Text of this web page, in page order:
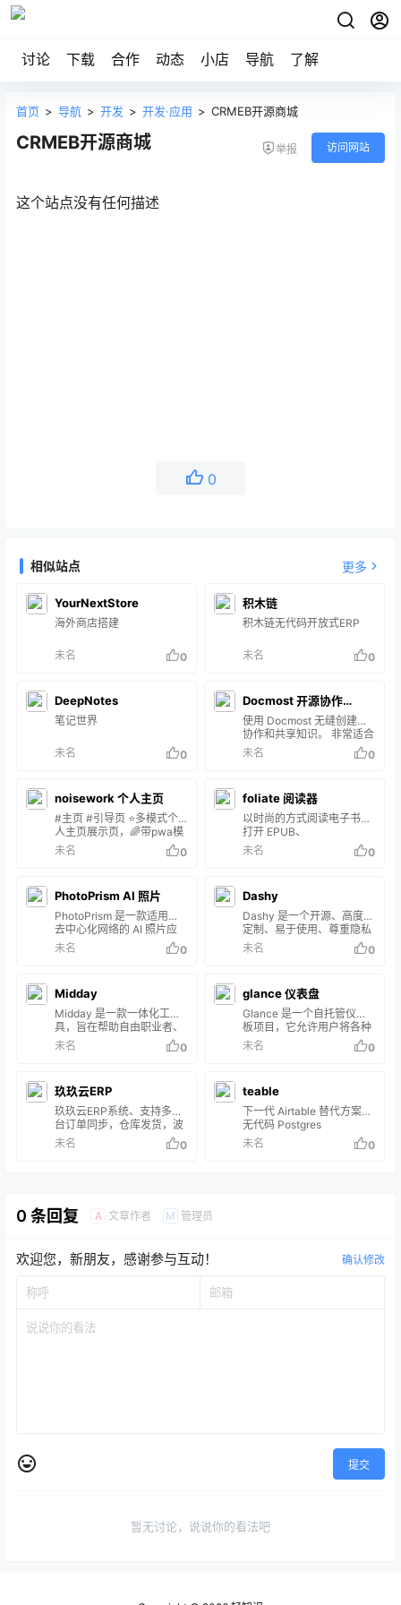
讨论 下载 合作 动态 小店 导航 了解
首页 > 导航 > 开发 > 开发·应用 > CRMEB开源商城
CRMEB开源商城 举报 访问网站
这个站点没有任何描述
0
相似站点 更多
YourNextStore
海外商店搭建
未名 0
积木链
积木链无代码开放式ERP
未名 0
DeepNotes
笔记世界
未名 0
Docmost 开源协作
Notion
使用 Docmost 无缝创建、
协作和共享知识。 非常适合
管理您的 wiki、知识库、文
档等等。
未名 0
noisework 个人主页
#主页 #引导页 ⭐️多模式个
人主页展示页，🌈带pwa模
式，多组件效果，可随时切
换的引导页🎉 添加右键弹出
未名 0
foliate 阅读器
以时尚的方式阅读电子书。
打开 EPUB、
Mobipocket、Kindle、
FB2、CBZ 和 PDF 文件。
方案。窗口控件会自动隐藏
以最大程度地减少干扰。 轻
松导航。使用 1：1 触摸板
和触摸屏手势翻页。查看目
录，或使用侧边栏中的 Find
航历史记录在书籍中找到自
己的方式。
未名 0
PhotoPrism AI 照片
PhotoPrism 是一款适用于
去中心化网络的 AI 照片应
用。它利用最新技术自动标
记和查找图片，不会妨碍
能： 浏览所有照片和视频，
无需担心RAW 转换、重复
或视频格式 使用强大的搜索
过滤器轻松找到特定图片 识
别你的家人和朋友的面孔 根
果中的实况照片上即可播放
实况照片 由于用户界面是一
个渐进式 W…
未名 0
Dashy
Dashy 是一个开源、高度可
定制、易于使用、尊重隐私
的仪表板应用程序。
未名 0
Midday
Midday 是一款一体化工
具，旨在帮助自由职业者、
承包商、顾问和独立企业家
更有效地管理他们的业务运
紧密结合的系统中。 特征
时间跟踪： 允许对项目进行
实时跟踪，以提高生产力和
协作，提供有洞察力的项目
概述。 发票：即将推出的功
或收据与正确的交易…
未名 0
glance 仪表盘
Glance 是一个自托管仪表
板项目，它允许用户将各种
信息源整合到一个界面。这
个仪表板可以包括 RSS 订
频、日历、股票信息、
Twitch 频道、GitHub 版本
控制、代码库概览和网站监
控等。Glance 的特点包括
丰富的组件选择、高度可配
未名 0
玖玖云ERP
玖玖云ERP系统、支持多平
台订单同步，仓库发货，波
次拣货，售后服务，电商
ERP一站式解决方案 玖玖云
发的电商管理ERP系统，方
便二次开发或直接使用，可
序、支付宝小程序、字节跳
未名 0
teable
下一代 Airtable 替代方案：
无代码 Postgres
未名
0
0 条回复 A 文章作者 M 管理员
欢迎您，新朋友，感谢参与互动！ 确认修改
提交
暂无讨论，说说你的看法吧